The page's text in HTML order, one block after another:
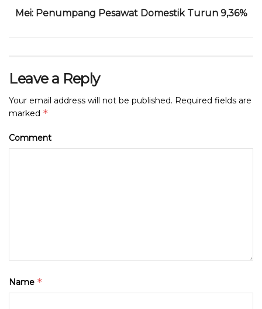
Mei: Penumpang Pesawat Domestik Turun 9,36%
Leave a Reply
Your email address will not be published. Required fields are
marked *
Comment
Name *